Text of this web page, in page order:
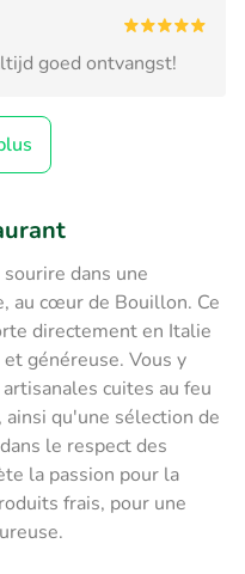
goed ontvangst!
dans une
au cœur de Bouillon. Ce
directement en Italie
généreuse. Vous y
cuites au feu
qu'une sélection de
le respect des
la passion pour la
frais, pour une